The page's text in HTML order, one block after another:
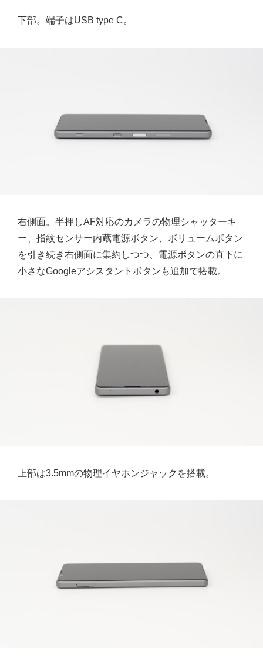
下部。端子はUSB type C。
右側面。半押しAF対応のカメラの物理シャッターキ
ー、指紋センサー内蔵電源ボタン、ボリュームボタン
を引き続き右側面に集約しつつ、電源ボタンの直下に
小さなGoogleアシスタントボタンも追加で搭載。
上部は3.5mmの物理イヤホンジャックを搭載。